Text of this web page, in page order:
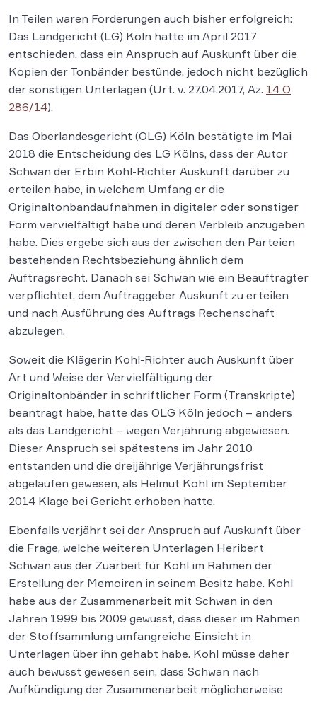
In Teilen waren Forderungen auch bisher erfolgreich:
Das Landgericht (LG) Köln hatte im April 2017
entschieden, dass ein Anspruch auf Auskunft über die
Kopien der Tonbänder bestünde, jedoch nicht bezüglich
der sonstigen Unterlagen (Urt. v. 27.04.2017, Az. 14 O
286/14).
Das Oberlandesgericht (OLG) Köln bestätigte im Mai
2018 die Entscheidung des LG Kölns, dass der Autor
Schwan der Erbin Kohl-Richter Auskunft darüber zu
erteilen habe, in welchem Umfang er die
Originaltonbandaufnahmen in digitaler oder sonstiger
Form vervielfältigt habe und deren Verbleib anzugeben
habe. Dies ergebe sich aus der zwischen den Parteien
bestehenden Rechtsbeziehung ähnlich dem
Auftragsrecht. Danach sei Schwan wie ein Beauftragter
verpflichtet, dem Auftraggeber Auskunft zu erteilen
und nach Ausführung des Auftrags Rechenschaft
abzulegen.
Soweit die Klägerin Kohl-Richter auch Auskunft über
Art und Weise der Vervielfältigung der
Originaltonbänder in schriftlicher Form (Transkripte)
beantragt habe, hatte das OLG Köln jedoch – anders
als das Landgericht – wegen Verjährung abgewiesen.
Dieser Anspruch sei spätestens im Jahr 2010
entstanden und die dreijährige Verjährungsfrist
abgelaufen gewesen, als Helmut Kohl im September
2014 Klage bei Gericht erhoben hatte.
Ebenfalls verjährt sei der Anspruch auf Auskunft über
die Frage, welche weiteren Unterlagen Heribert
Schwan aus der Zuarbeit für Kohl im Rahmen der
Erstellung der Memoiren in seinem Besitz habe. Kohl
habe aus der Zusammenarbeit mit Schwan in den
Jahren 1999 bis 2009 gewusst, dass dieser im Rahmen
der Stoffsammlung umfangreiche Einsicht in
Unterlagen über ihn gehabt habe. Kohl müsse daher
auch bewusst gewesen sein, dass Schwan nach
Aufkündigung der Zusammenarbeit möglicherweise